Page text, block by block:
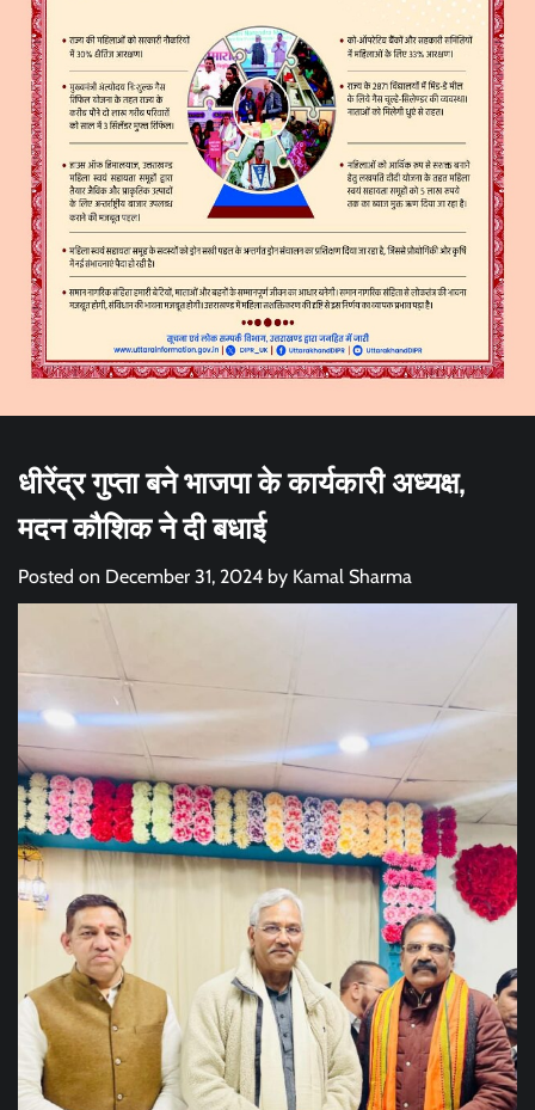
धीरेंद्र गुप्ता बने भाजपा के कार्यकारी अध्यक्ष,
मदन कौशिक ने दी बधाई
Posted on December 31, 2024 by Kamal Sharma